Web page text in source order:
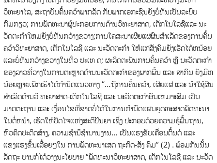
ວິທະຍາໄລ, ສະຖາບັນຄົ້ນຄວ້າພາກລັດ ກັບພາກເອກະຊົນຍັງບໍ່ທັນເປັນລະບົບ
ກົມກຽວ; ການພັດທະນາຜູ້ປະກອບການດ້ານວິທະຍາສາດ, ເຕັກໂນໂລຊີແລະ ນະ
ວັດຕະກໍາໃຫມ່ຍັງບໍ່ທັນກວ້າງຂວາງ;ການໂຄສະນາເຜີຍແຜ່ຜົນສໍາເລັດຂອງການຄົ້ນ
ຄວ້າວິທະຍາສາດ, ເຕັກໂນໂລຊີ ແລະ ນະວັດຕະກໍາ ໃຫ້ແກ່ສັງຄົມຍັງເຮັດໄດ້ຫນ້ອຍ
ແລະບໍ່ທັນກວ້າງຂວາງໃນທົ່ວ ປະເທ ດ; ຜະລິດຕະພັນການຄົ້ນຄວ້າ ຫຼື ນະວັດຕະກໍາ
ຂອງລາວທີ່ວາງໃນການຕະຫຼາດດ້ານນະວັດຕະກໍາຂອງພາກພື້ນ ແລະ ສາກົນ ຍັງມີຫ
ນ້ອຍຫຼາຍ.ພັກເຮົາໄດ້ກໍານົດແນວທາງ “…ຖືການຄົ້ນຄວ້າ, ເຜີຍແຜ່ ແລະ ນໍາໃຊ້ຜົນ
ສໍາເລັດດ້ານວິ ທະຍາສາດ-ເຕັກໂນໂລຊີ ແລະ ນະວັດຕະກໍາອັນເຫມາະສົມ ເປັນ
ມາດຕະຖານ ແລະ ເງື່ອນໄຂທີ່ຂາດບໍ່ໄດ້ໃນການກໍານົດແຜນຍຸດທະສາດພັດທະນາ
ໃນຕໍ່ຫນ້າ, ເຮັດໃຫ້ປັດໄຈແຫ່ງສະຕິປັນຍາ ເຊິ່ງ ປະກອບດ້ວຍຄວາມຮູ້ພື້ນຖານ,
ຫົວຄິດປະດິດສ້າງ, ຄວາມຊໍານິຊໍານານງານ… ເປັນແຮງຂັບເຄື່ອນຕົ້ນຕໍ ແລະ
ແຂງແຮງຂຶ້ນເລື້ອຍໆໃນ ການພັດທະນາເສດ ຖະກິດ-ສັງ ຄົມ” (2) . ພ້ອມກັນນັ້ນ
ລັດຖະ ບານກໍໄດ້ວາງນະໂຍບາຍ “ພັດທະນາວິທະຍາສາດ, ເຕັກໂນໂລຊີ ແລະ ນະວັດ